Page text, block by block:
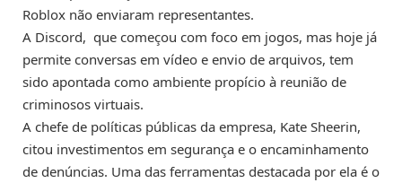
Roblox não enviaram representantes.
A Discord, que começou com foco em jogos, mas hoje já
permite conversas em vídeo e envio de arquivos, tem
sido apontada como ambiente propício à reunião de
criminosos virtuais.
A chefe de políticas públicas da empresa, Kate Sheerin,
citou investimentos em segurança e o encaminhamento
de denúncias. Uma das ferramentas destacada por ela é o